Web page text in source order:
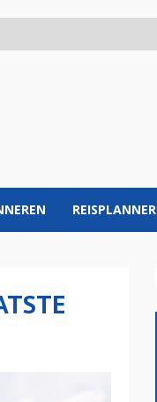
REISPLANNER